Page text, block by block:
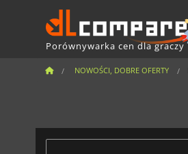
Porównywarka cen dla graczy
NOWOŚCI, DOBRE OFERTY